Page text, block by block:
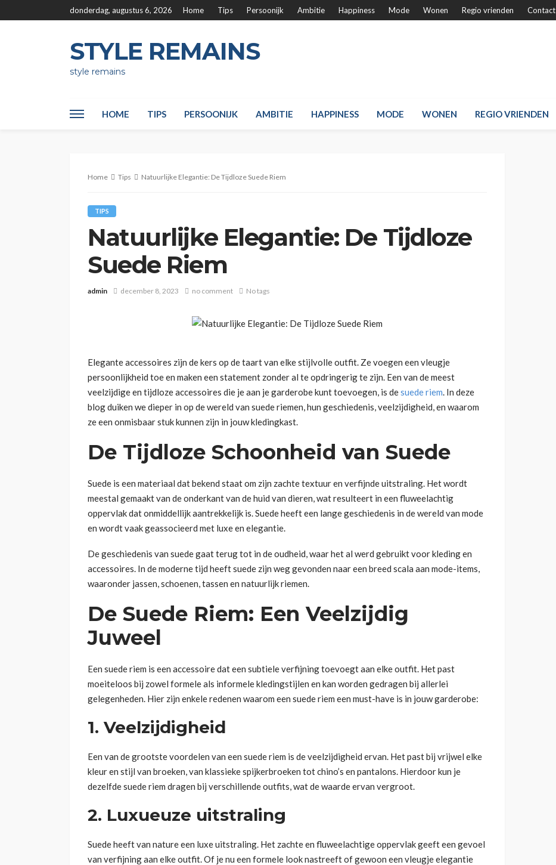
donderdag, augustus 6, 2026 Home Tips Persoonijk Ambitie Happiness Mode Wonen Regio vrienden Contact
STYLE REMAINS
style remains
HOME TIPS PERSOONIJK AMBITIE HAPPINESS MODE WONEN REGIO VRIENDEN
Home Tips Natuurlijke Elegantie: De Tijdloze Suede Riem
TIPS
Natuurlijke Elegantie: De Tijdloze
Suede Riem
admin december 8, 2023 no comment No tags
Elegante accessoires zijn de kers op de taart van elke stijlvolle outfit. Ze voegen een vleugje
persoonlijkheid toe en maken een statement zonder al te opdringerig te zijn. Een van de meest
veelzijdige en tijdloze accessoires die je aan je garderobe kunt toevoegen, is desuede riem. In deze
blog duiken we dieper in op de wereld van suede riemen, hun geschiedenis, veelzijdigheid, en waarom
ze een onmisbaar stuk kunnen zijn in jouw kledingkast.
De Tijdloze Schoonheid van Suede
Suede is een materiaal dat bekend staat om zijn zachte textuur en verfijnde uitstraling. Het wordt
meestal gemaakt van de onderkant van de huid van dieren, wat resulteert in een fluweelachtig
oppervlak dat onmiddellijk aantrekkelijk is. Suede heeft een lange geschiedenis in de wereld van mode
en wordt vaak geassocieerd met luxe en elegantie.
De geschiedenis van suede gaat terug tot in de oudheid, waar het al werd gebruikt voor kleding en
accessoires. In de moderne tijd heeft suede zijn weg gevonden naar een breed scala aan mode-items,
waaronder jassen, schoenen, tassen en natuurlijk riemen.
De Suede Riem: Een Veelzijdig
Juweel
Een suede riem is een accessoire dat een subtiele verfijning toevoegt aan elke outfit. Het past
moeiteloos bij zowel formele als informele kledingstijlen en kan worden gedragen bij allerlei
gelegenheden. Hier zijn enkele redenen waarom een suede riem een must-have is in jouw garderobe:
1. Veelzijdigheid
Een van de grootste voordelen van een suede riem is de veelzijdigheid ervan. Het past bij vrijwel elke
kleur en stijl van broeken, van klassieke spijkerbroeken tot chino’s en pantalons. Hierdoor kun je
dezelfde suede riem dragen bij verschillende outfits, wat de waarde ervan vergroot.
2. Luxueuze uitstraling
Suede heeft van nature een luxe uitstraling. Het zachte en fluweelachtige oppervlak geeft een gevoel
van verfijning aan elke outfit. Of je nu een formele look nastreeft of gewoon een vleugje elegantie